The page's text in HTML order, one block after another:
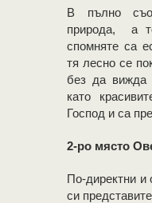
В пълно
природа, а
спомняте са
тя лесно се
без да
като
Господ и са
2-ро място
По-директни и
си